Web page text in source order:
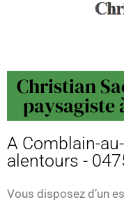
Christian
paysagiste
A Comblain-
alentours -
Vous disposez d’un